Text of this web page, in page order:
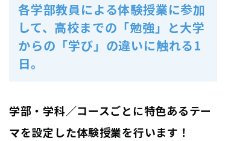
各学部教員による体験授業に参加
して、高校までの「勉強」と大学
からの「学び」の違いに触れる1
日。
学部・学科／コースごとに特色あるテー
マを設定した体験授業を行います！